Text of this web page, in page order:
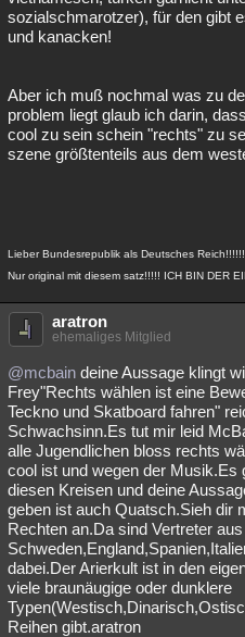
sozialschmarotzer), für den gibt
und kanacken!
Aber ich muß nochmal was zu
problem liegt glaub ich darin,
cool zu sein schein "rechts" zu
szene größtenteils aus dem
Lieber Bundesrepublik als Deutsches
Nur original mit diesem satz!!!!! ICH BIN DER
aratron
ehemaliges Mitglied
@mcbain deine Aussage klingt
Frey"Rechts wählen ist eine
Teckno und Skatboard fahren"
Schwachsinn.Es tut mir leid
alle Jugendlichen bloss rechts
cool ist und wegen der Musik.Es
diesen Kreisen und deine
geben ist auch Quatsch.Sieh dir
Rechten an.Da sind Vertreter aus
dabei.Der Arierkult ist in den
viele braunäugige oder dunklere
Reihen gibt.aratron